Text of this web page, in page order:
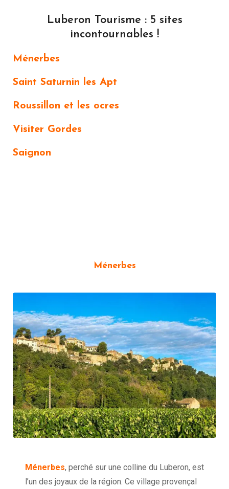
Luberon Tourisme : 5 sites
incontournables !
Ménerbes
Saint Saturnin les Apt
Roussillon et les ocres
Visiter Gordes
Saignon
Ménerbes
Ménerbes, perché sur une colline du Luberon, est
l’un des joyaux de la région. Ce village provençal